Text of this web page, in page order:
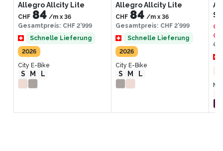
Allegro Allcity Lite
CHF 84 /m x 36
Gesamtpreis: CHF 2’999
Schnelle Lieferung
2026
City E-Bike
S M L
Allegro Allcity Lite
CHF 84 /m x 36
Gesamtpreis: CHF 2’999
Schnelle Lieferung
2026
City E-Bike
S M L